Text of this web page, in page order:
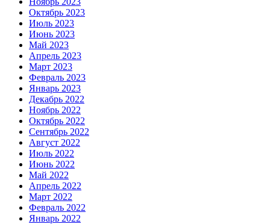
Октябрь 2023
Июль 2023
Июнь 2023
Май 2023
Апрель 2023
Март 2023
Февраль 2023
Январь 2023
Декабрь 2022
Ноябрь 2022
Октябрь 2022
Сентябрь 2022
Август 2022
Июль 2022
Июнь 2022
Май 2022
Апрель 2022
Март 2022
Февраль 2022
Январь 2022